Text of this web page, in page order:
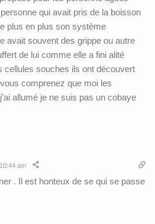
qui avait pris de la boisson
plus en plus son système
avait souvent des grippe ou autre
de lui comme elle a fini alité
cellules souches ils ont découvert
comprenez que moi les
allumé je ne suis pas un cobaye
am
. Il est honteux de se qui se passe